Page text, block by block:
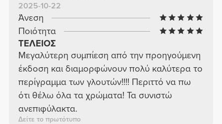
2025-10-22
Άνεση
Ποιότητα
ΤΕΛΕΙΟΣ
Μεγαλύτερη συμπίεση από την προηγούμενη
έκδοση και διαμορφώνουν πολύ καλύτερα το
περίγραμμα των γλουτών!!!! Περιττό να πω
ότι θέλω όλα τα χρώματα! Τα συνιστώ
ανεπιφύλακτα.
Δείτε το πρωτότυπο